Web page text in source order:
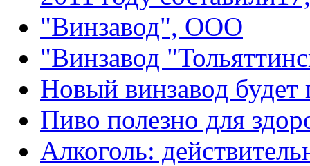
"Винзавод", ООО
"Винзавод
Новый винзавод будет
Пиво полезно для
Алкоголь: